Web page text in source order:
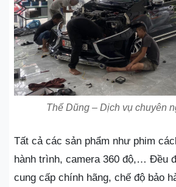
Thế Dũng – Dịch vụ chuyên
Tất cả các sản phẩm như phim
hành trình, camera 360 độ,… Đều
cung cấp chính hãng, chế độ bảo